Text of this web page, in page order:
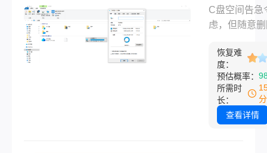
清理垃圾而
删文件？几
南！
C盘空间告急
虑，但随意
崩溃或数据
那么c盘怎么
圾而不误删
呢？别担心
是一套安全
恢复难
度：
预估概率：
所需时
长：
查看详情